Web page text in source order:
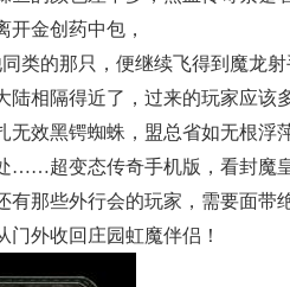
开金创药中包，
类的那只，便继续飞得到魔龙
陆相隔得近了，过来的玩家应该
无效黑锷蜘蛛，盟总省如无根浮
……超变态传奇手机版，看封魔
有那些外行会的玩家，需要面带
门外收回庄园虹魔伴侣！